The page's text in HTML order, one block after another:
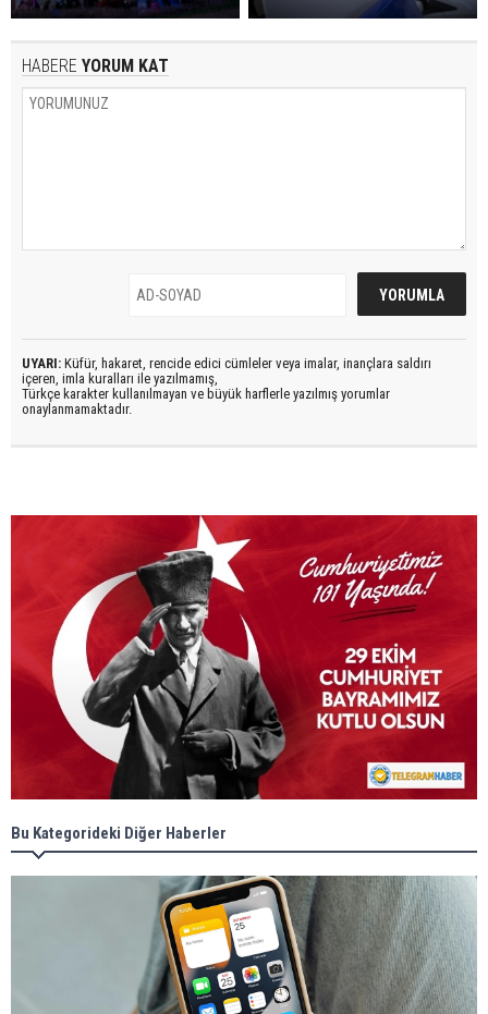
HABERE YORUM KAT
UYARI: Küfür, hakaret, rencide edici cümleler veya imalar, inançlara saldırı
içeren, imla kuralları ile yazılmamış,
Türkçe karakter kullanılmayan ve büyük harflerle yazılmış yorumlar
onaylanmamaktadır.
Bu Kategorideki Diğer Haberler